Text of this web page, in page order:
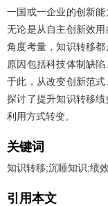
一国或一企业的创新能
无论是从自主创新效
角度考量，知识转移
原因包括科技体制缺
于此，从改变创新范
探讨了提升知识转移绩
利用方式转变。
关键词
知识转移;沉睡知识;绩
引用本文